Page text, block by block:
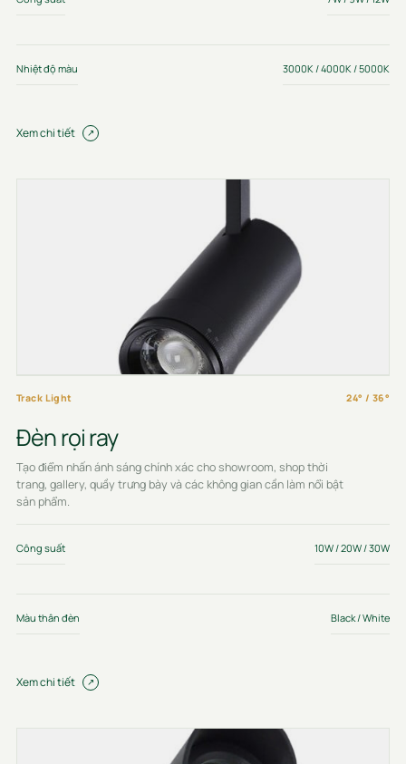
Nhiệt độ màu 3000K / 4000K / 5000K
Xem chi tiết
Track Light 24° / 36°
Đèn rọi ray
Tạo điểm nhấn ánh sáng chính xác cho showroom, shop thời
trang, gallery, quầy trưng bày và các không gian cần làm nổi bật
sản phẩm.
Công suất 10W / 20W / 30W
Màu thân đèn Black / White
Xem chi tiết